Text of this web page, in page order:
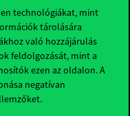
technológiákat, mint
tárolására
való hozzájárulás
feldolgozását, mint a
ezen az oldalon. A
negatívan